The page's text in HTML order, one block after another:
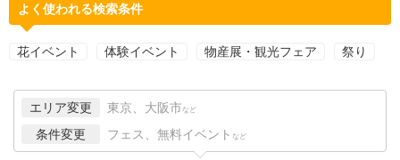
よく使われる検索条件
花イベント 体験イベント 物産展・観光フェア 祭り
エリア変更 東京、大阪市 など
条件変更 フェス、無料イベント など